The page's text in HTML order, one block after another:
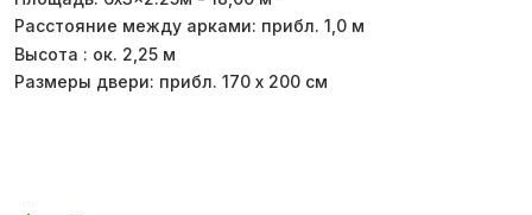
Расстояние между арками: прибл. 1,0 м
Высота : ок. 2,25 м
Размеры двери: прибл. 170 х 200 см